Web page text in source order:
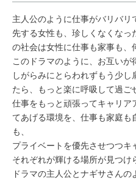
主人公のように仕事がバリバ
先する女性も、珍しくなくなっ
の社会は女性に仕事も家事も、
このドラマのように、お互い
しがらみにとらわれずもう少
たら、もっと楽に呼吸して過ご
仕事をもっと頑張ってキャリア
てあげる環境を、仕事も家庭も
も、
プライベートを優先させつつキ
それぞれが輝ける場所が見つけ
ドラマの主人公とナギサさん